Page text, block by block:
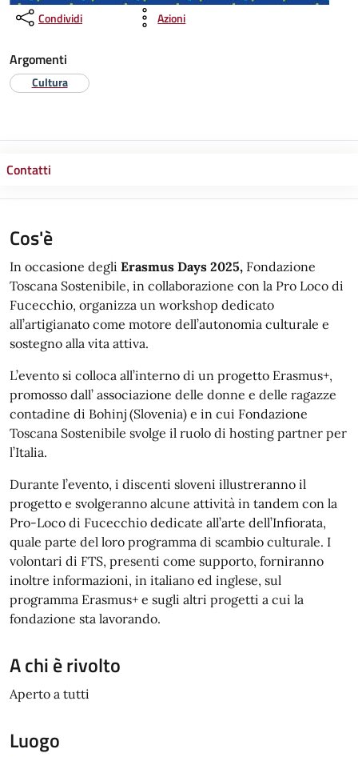
Condividi Azioni
Argomenti
Cultura
Contatti
Cos'è
In occasione degli Erasmus Days 2025, Fondazione
Toscana Sostenibile, in collaborazione con la Pro Loco di
Fucecchio, organizza un workshop dedicato
all’artigianato come motore dell’autonomia culturale e
sostegno alla vita attiva.
L’evento si colloca all’interno di un progetto Erasmus+,
promosso dall’ associazione delle donne e delle ragazze
contadine di Bohinj (Slovenia) e in cui Fondazione
Toscana Sostenibile svolge il ruolo di hosting partner per
l’Italia.
Durante l’evento, i discenti sloveni illustreranno il
progetto e svolgeranno alcune attività in tandem con la
Pro-Loco di Fucecchio dedicate all’arte dell’Infiorata,
quale parte del loro programma di scambio culturale. I
volontari di FTS, presenti come supporto, forniranno
inoltre informazioni, in italiano ed inglese, sul
programma Erasmus+ e sugli altri progetti a cui la
fondazione sta lavorando.
A chi è rivolto
Aperto a tutti
Luogo